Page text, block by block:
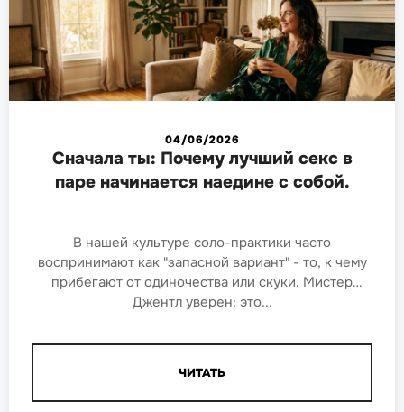
04/06/2026
Сначала ты: Почему лучший секс в
паре начинается наедине с собой.
В нашей культуре соло-практики часто
воспринимают как "запасной вариант" - то, к чему
прибегают от одиночества или скуки. Мистер
Джентл уверен: это...
ЧИТАТЬ